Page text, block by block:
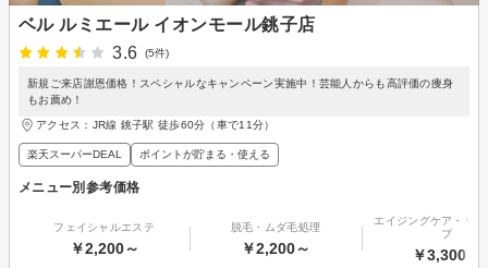
ベル ルミエール イオンモール銚子店
3.6
(5件)
新規ご来店謝恩価格！スペシャルなキャンペーン実施中！芸能人からも高評価の痩身
もお薦め！
アクセス：JR線 銚子駅 徒歩60分（車で11分）
楽天スーパーDEAL ポイントが貯まる・使える
メニュー別参考価格
フェイシャルエステ
￥2,200～
脱毛・ムダ毛処理
￥2,200～
エイジングケア・リ
プ
￥3,300～